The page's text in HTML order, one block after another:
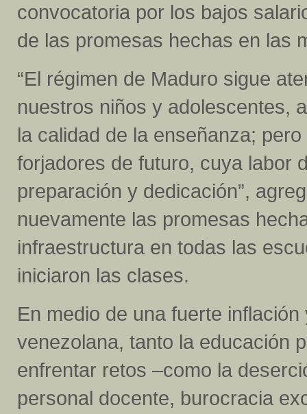
convocatoria por los bajos
de las promesas hechas en las
“El régimen de Maduro sigue
nuestros niños y adolescentes,
la calidad de la enseñanza;
forjadores de futuro, cuya labor
preparación y dedicación”,
nuevamente las promesas
infraestructura en todas las
iniciaron las clases.
En medio de una fuerte
venezolana, tanto la educación
enfrentar retos –como la
personal docente, burocracia